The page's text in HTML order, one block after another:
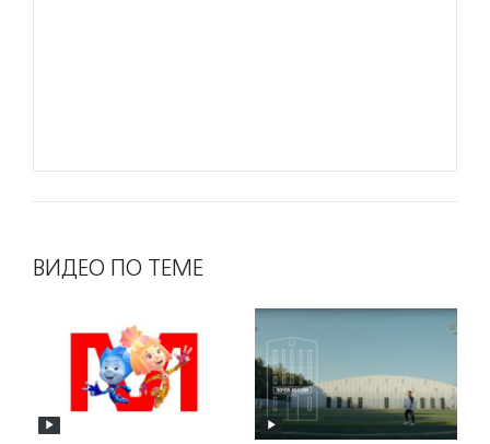
ВИДЕО ПО ТЕМЕ